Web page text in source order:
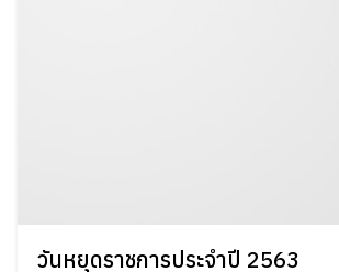
วันหยุดราชการประจำปี 2563